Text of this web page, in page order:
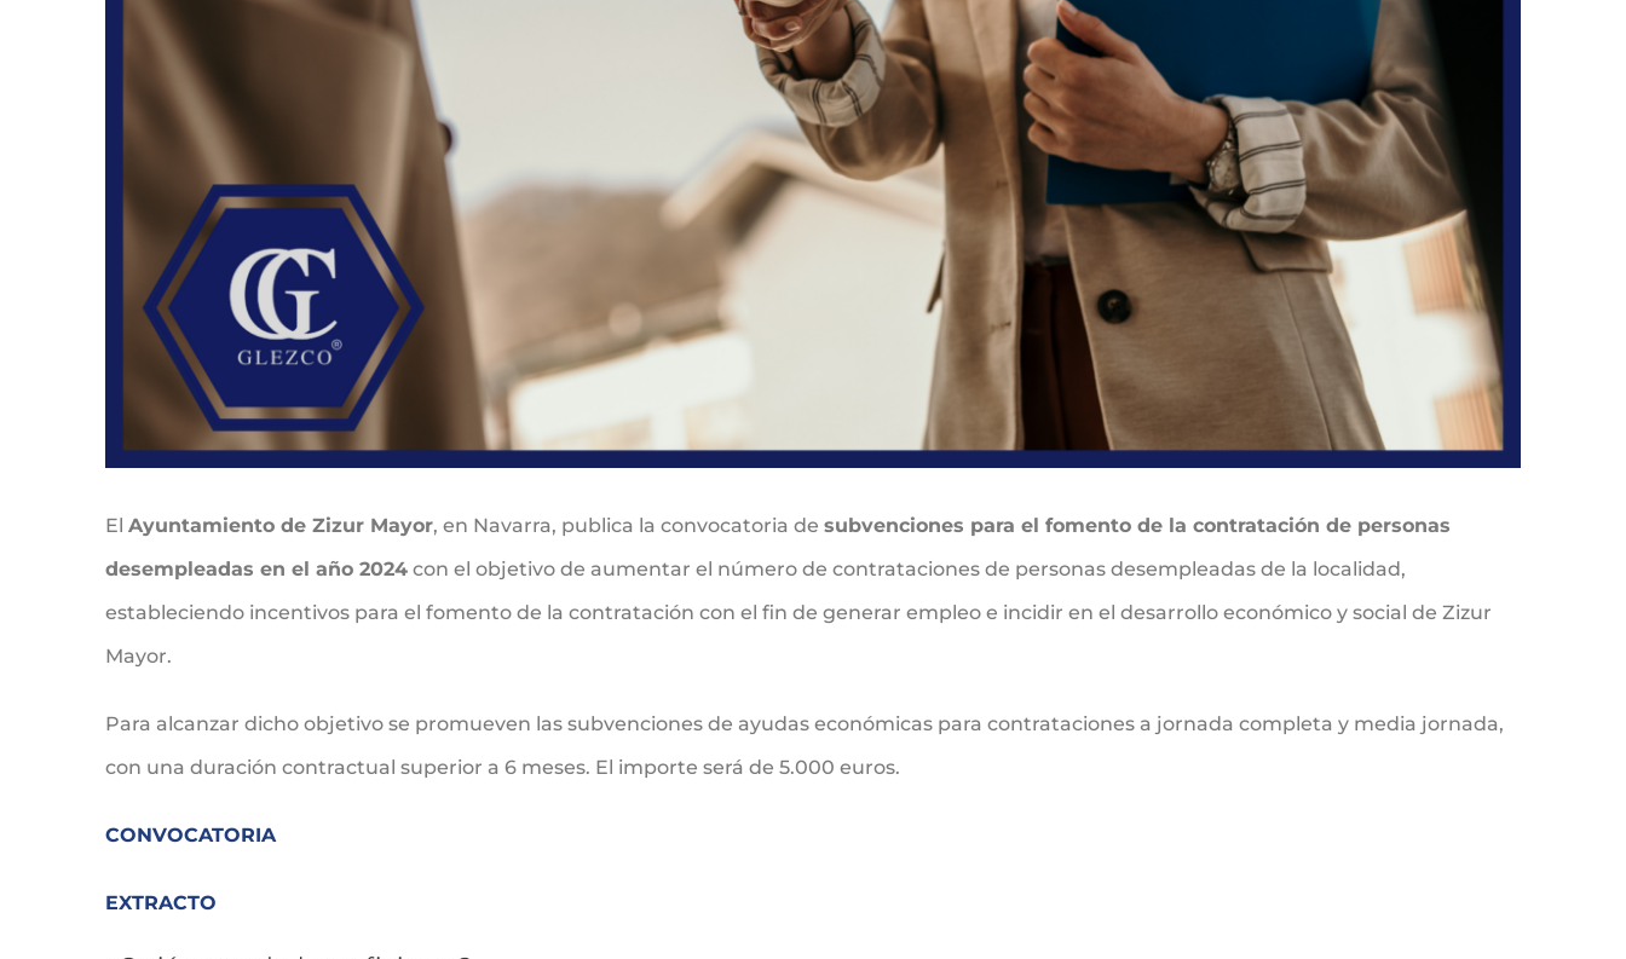
El Ayuntamiento de Zizur Mayor, en Navarra, publica la convocatoria de subvenciones para el fomento de la contratación de personas
desempleadas en el año 2024 con el objetivo de aumentar el número de contrataciones de personas desempleadas de la localidad,
estableciendo incentivos para el fomento de la contratación con el fin de generar empleo e incidir en el desarrollo económico y social de Zizur
Mayor.
Para alcanzar dicho objetivo se promueven las subvenciones de ayudas económicas para contrataciones a jornada completa y media jornada,
con una duración contractual superior a 6 meses. El importe será de 5.000 euros.
CONVOCATORIA
EXTRACTO